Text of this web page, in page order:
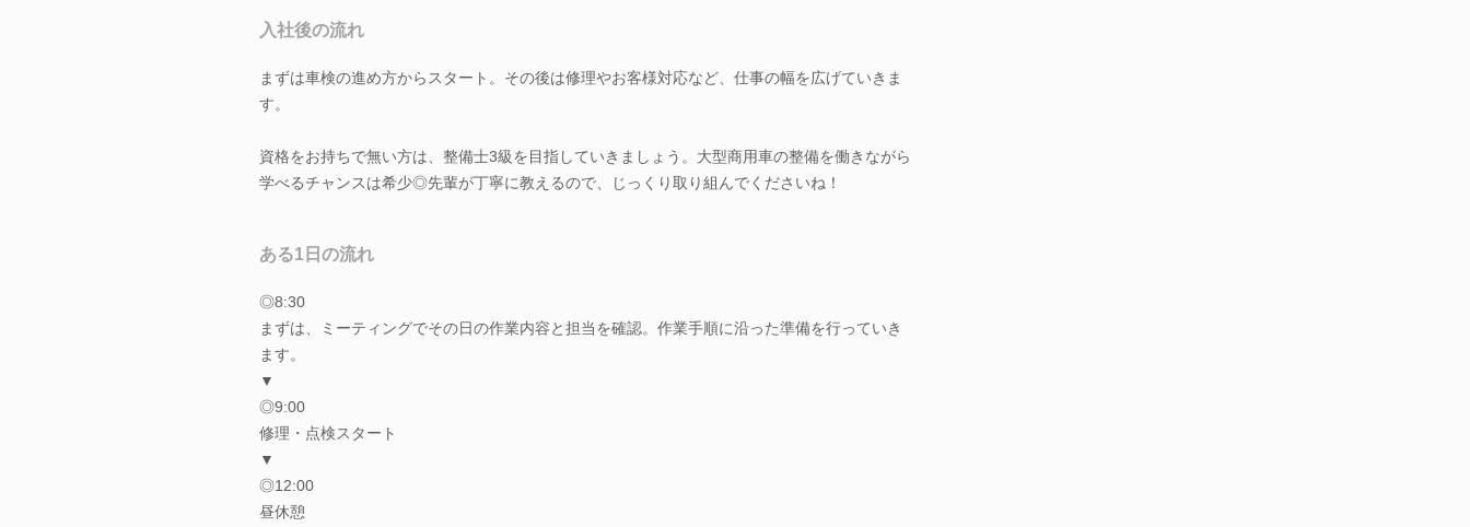
入社後の流れ
まずは車検の進め方からスタート。その後は修理やお客様対応など、仕事の幅を広げていきま
す。
資格をお持ちで無い方は、整備士3級を目指していきましょう。大型商用車の整備を働きながら
学べるチャンスは希少◎先輩が丁寧に教えるので、じっくり取り組んでくださいね！
ある1日の流れ
◎8:30
まずは、ミーティングでその日の作業内容と担当を確認。作業手順に沿った準備を行っていき
ます。
▼
◎9:00
修理・点検スタート
▼
◎12:00
昼休憩